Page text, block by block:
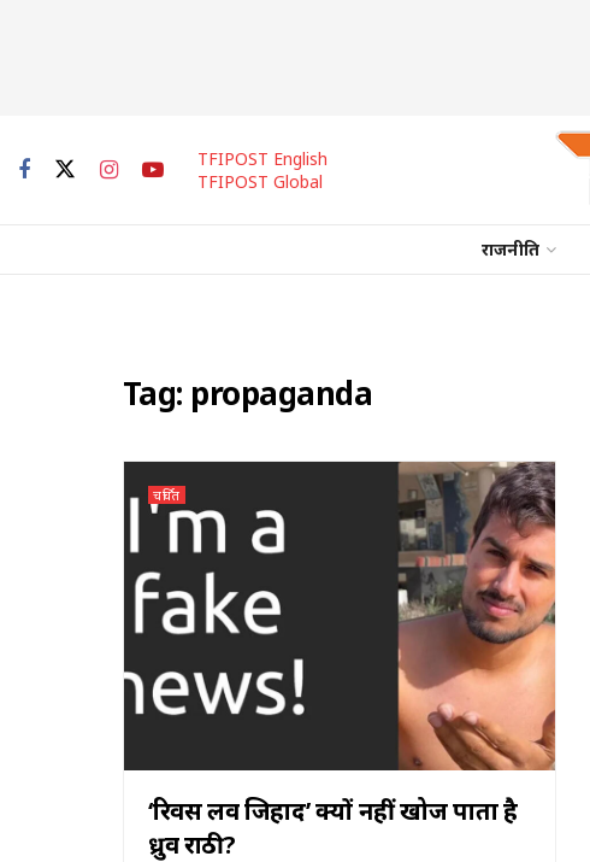
TFIPOST English
TFIPOST Global
राजनीति
Tag: propaganda
चर्चित
‘रिवर्स लव जिहाद’ क्यों नहीं खोज पाता है
ध्रुव राठी?